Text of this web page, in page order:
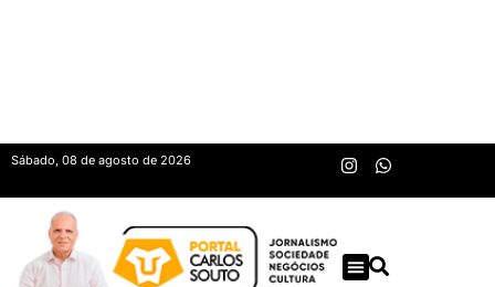
Sábado, 08 de agosto de 2026